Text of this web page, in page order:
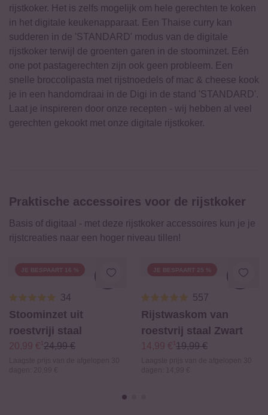
rijstkoker. Het is zelfs mogelijk om hele gerechten te koken
in het digitale keukenapparaat. Een Thaise curry kan
sudderen in de 'STANDARD' modus van de digitale
rijstkoker terwijl de groenten garen in de stoominzet. Eén
one pot pastagerechten zijn ook geen probleem. Een
snelle broccolipasta met rijstnoedels of mac & cheese kook
je in een handomdraai in de Digi in de stand 'STANDARD'.
Laat je inspireren door onze recepten - wij hebben al veel
gerechten gekookt met onze digitale rijstkoker.
Praktische accessoires voor de rijstkoker
Basis of digitaal - met deze rijstkoker accessoires kun je je
rijstcreaties naar een hoger niveau tillen!
JE BESPAART 16 %
34
Stoominzet uit
roestvriji staal
20,99 €¹24,99 €
JE BESPAART 25 %
557
Rijstwaskom van
roestvrij staal Zwart
14,99 €¹19,99 €